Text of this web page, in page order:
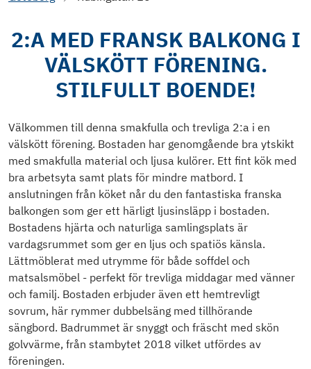
2:A MED FRANSK BALKONG I
VÄLSKÖTT FÖRENING.
STILFULLT BOENDE!
Välkommen till denna smakfulla och trevliga 2:a i en
välskött förening. Bostaden har genomgående bra ytskikt
med smakfulla material och ljusa kulörer. Ett fint kök med
bra arbetsyta samt plats för mindre matbord. I
anslutningen från köket når du den fantastiska franska
balkongen som ger ett härligt ljusinsläpp i bostaden.
Bostadens hjärta och naturliga samlingsplats är
vardagsrummet som ger en ljus och spatiös känsla.
Lättmöblerat med utrymme för både soffdel och
matsalsmöbel - perfekt för trevliga middagar med vänner
och familj. Bostaden erbjuder även ett hemtrevligt
sovrum, här rymmer dubbelsäng med tillhörande
sängbord. Badrummet är snyggt och fräscht med skön
golvvärme, från stambytet 2018 vilket utfördes av
föreningen.